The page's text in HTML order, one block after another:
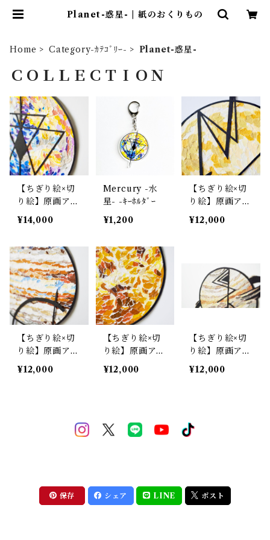
Planet-惑星- | 紙のおくりもの
Home Category-ｶﾃｺﾞﾘｰ- Planet-惑星-
ＣＯＬＬＥＣＴＩＯＮ
【ちぎり絵×切
り絵】原画アー
ト『Mer-cury
（水星）
¥14,000
Mercury -水
星- -ｷｰﾎﾙﾀﾞｰ
¥1,200
【ちぎり絵×切
り絵】原画アー
ト『moon
（月）』
¥12,000
【ちぎり絵×切
り絵】原画アー
ト『Ma-rs ×Ju
-piter（火星×
¥12,000
【ちぎり絵×切
り絵】原画アー
ト『Ve-nus
（金星）』
¥12,000
【ちぎり絵×切
り絵】原画アー
ト『Sa-turn
（土星）』
¥12,000
保存 シェア LINE ポスト